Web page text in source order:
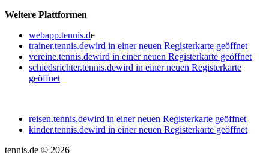
Weitere Plattformen
webapp.tennis.de
trainer.tennis.dewird in einer neuen Registerkarte geöffnet
vereine.tennis.dewird in einer neuen Registerkarte geöffnet
schiedsrichter.tennis.dewird in einer neuen Registerkarte
geöffnet
reisen.tennis.dewird in einer neuen Registerkarte geöffnet
kinder.tennis.dewird in einer neuen Registerkarte geöffnet
tennis.de © 2026